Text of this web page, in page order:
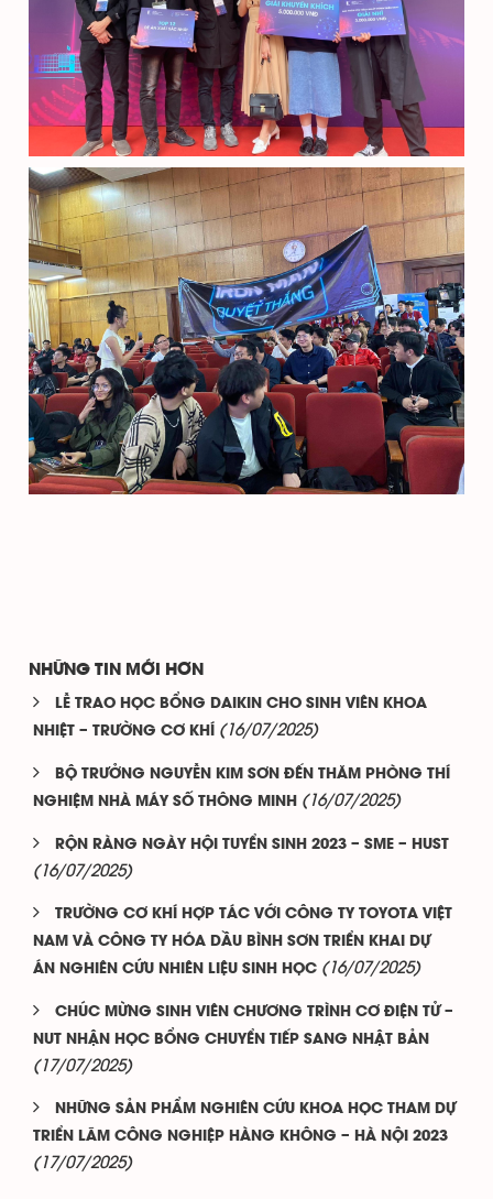
NHỮNG TIN MỚI HƠN
LỄ TRAO HỌC BỔNG DAIKIN CHO SINH VIÊN KHOA
NHIỆT – TRƯỜNG CƠ KHÍ
(16/07/2025)
BỘ TRƯỞNG NGUYỄN KIM SƠN ĐẾN THĂM PHÒNG THÍ
NGHIỆM NHÀ MÁY SỐ THÔNG MINH
(16/07/2025)
RỘN RÀNG NGÀY HỘI TUYỂN SINH 2023 – SME – HUST
(16/07/2025)
TRƯỜNG CƠ KHÍ HỢP TÁC VỚI CÔNG TY TOYOTA VIỆT
NAM VÀ CÔNG TY HÓA DẦU BÌNH SƠN TRIỂN KHAI DỰ
ÁN NGHIÊN CỨU NHIÊN LIỆU SINH HỌC (16/07/2025)
CHÚC MỪNG SINH VIÊN CHƯƠNG TRÌNH CƠ ĐIỆN TỬ –
NUT NHẬN HỌC BỔNG CHUYỂN TIẾP SANG NHẬT BẢN
(17/07/2025)
NHỮNG SẢN PHẨM NGHIÊN CỨU KHOA HỌC THAM DỰ
TRIỂN LÃM CÔNG NGHIỆP HÀNG KHÔNG – HÀ NỘI 2023
(17/07/2025)